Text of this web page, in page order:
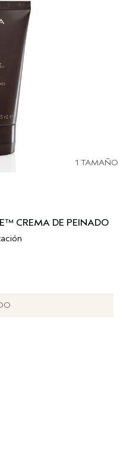
1 TAMAÑO
CREMA DE PEINADO